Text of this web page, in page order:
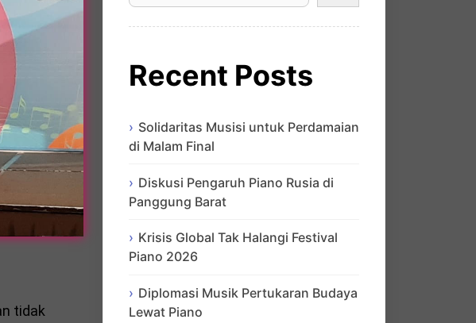
tidak
Recent Posts
Solidaritas Musisi untuk Perdamaian
di Malam Final
Diskusi Pengaruh Piano Rusia di
Panggung Barat
Krisis Global Tak Halangi Festival
Piano 2026
Diplomasi Musik Pertukaran Budaya
Lewat Piano